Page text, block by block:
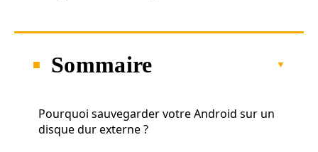
Sommaire
Pourquoi sauvegarder votre Android sur un
disque dur externe ?